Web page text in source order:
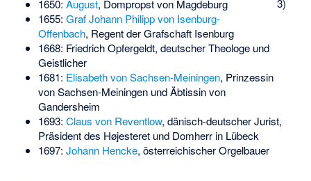
3)
1650: August, Dompropst von Magdeburg
1655: Graf Johann Philipp von Isenburg-
Offenbach, Regent der Grafschaft Isenburg
1668: Friedrich Opfergeldt, deutscher Theologe und
Geistlicher
1681: Elisabeth von Sachsen-Meiningen, Prinzessin
von Sachsen-Meiningen und Äbtissin von
Gandersheim
1693: Claus von Reventlow, dänisch-deutscher Jurist,
Präsident des Højesteret und Domherr in Lübeck
1697: Johann Hencke, österreichischer Orgelbauer